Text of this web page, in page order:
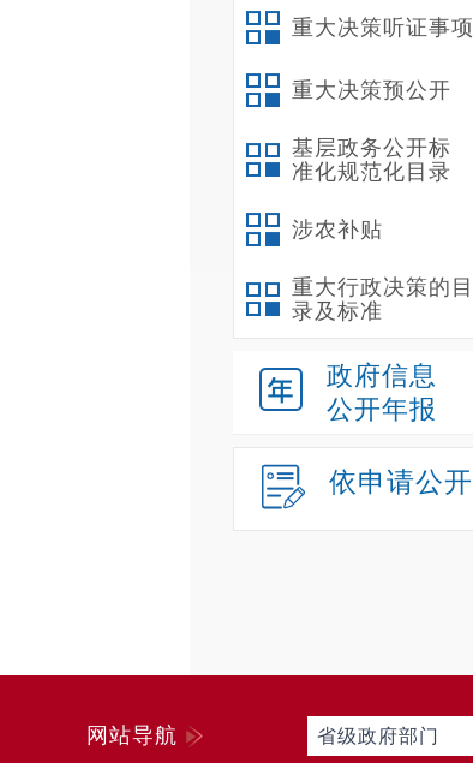
重大决策听证事项
重大决策预公开
基层政务公开标
准化规范化目录
涉农补贴
重大行政决策的目
录及标准
政府信息
公开年报
依申请公开
网站导航 省级政府部门